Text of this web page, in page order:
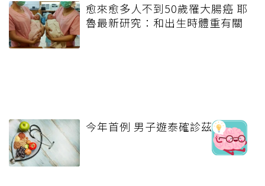
愈來愈多人不到50歲罹大腸癌 耶
魯最新研究：和出生時體重有關
今年首例 男子遊泰確診茲卡